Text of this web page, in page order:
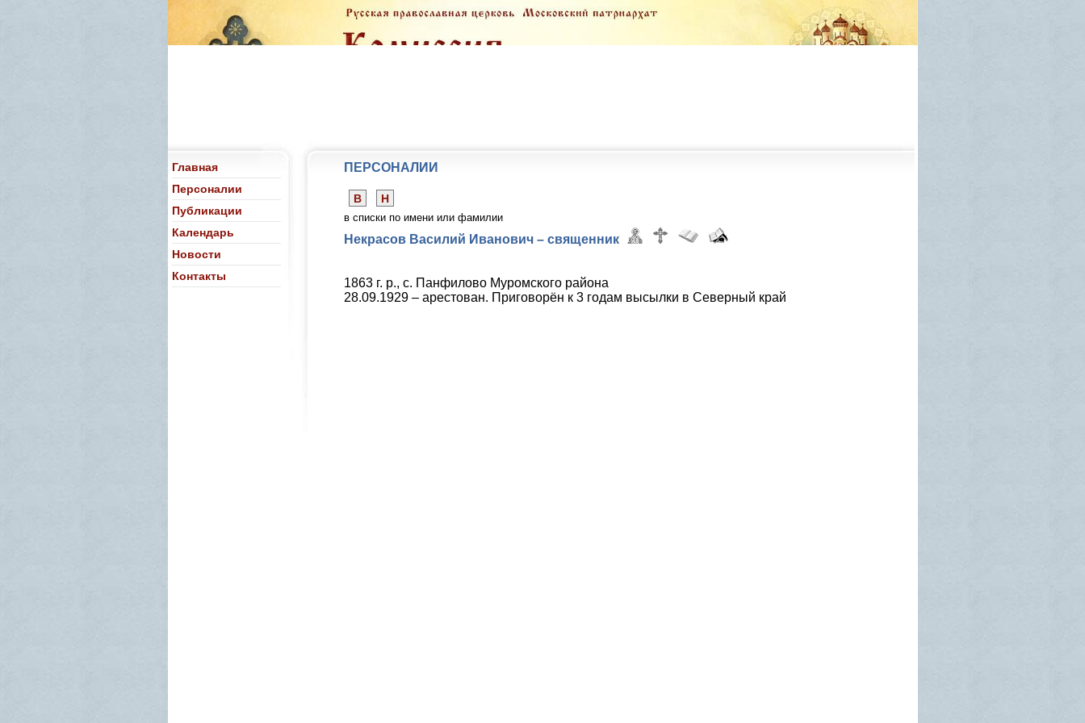
Главная
Персоналии
Публикации
Календарь
Новости
Контакты
ПЕРСОНАЛИИ
В Н
в списки по имени или фамилии
Некрасов Василий Иванович – священник
1863 г. р., с. Панфилово Муромского района
28.09.1929 – арестован. Приговорён к 3 годам высылки в Северный край